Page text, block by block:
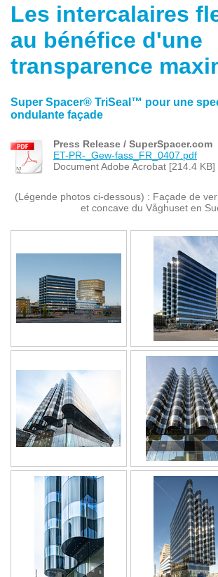
Les intercalaires
au bénéfice d'une
transparence
Super Spacer® TriSeal™ pour une
ondulante façade
Press Release / SuperSpacer.com
ET-PR-_Gew-fass_FR_0407.pdf
Document Adobe Acrobat [214.4 KB]
(Légende photos ci-dessous) : Façade de
et concave du Våghuset en